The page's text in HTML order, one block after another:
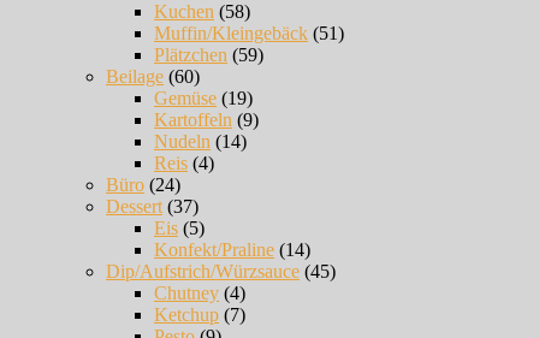
Kuchen (58)
Muffin/Kleingebäck (51)
Plätzchen (59)
Beilage (60)
Gemüse (19)
Kartoffeln (9)
Nudeln (14)
Reis (4)
Büro (24)
Dessert (37)
Eis (5)
Konfekt/Praline (14)
Dip/Aufstrich/Würzsauce (45)
Chutney (4)
Ketchup (7)